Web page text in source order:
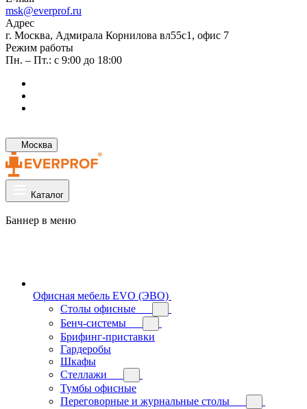
msk@everprof.ru
Адрес
г. Москва, Адмирала Корнилова вл55с1, офис 7
Режим работы
Пн. – Пт.: с 9:00 до 18:00
Москва
Каталог
Баннер в меню
Офисная мебель EVO (ЭВО)
Cтолы офисные
Бенч-системы
Брифинг-приставки
Гардеробы
Шкафы
Стеллажи
Тумбы офисные
Переговорные и журнальные столы